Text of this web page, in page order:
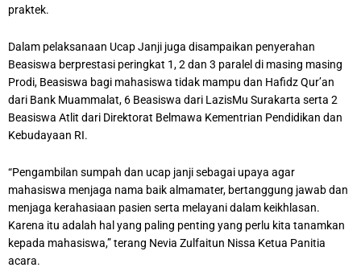
praktek.
Dalam pelaksanaan Ucap Janji juga disampaikan penyerahan
Beasiswa berprestasi peringkat 1, 2 dan 3 paralel di masing masing
Prodi, Beasiswa bagi mahasiswa tidak mampu dan Hafidz Qur’an
dari Bank Muammalat, 6 Beasiswa dari LazisMu Surakarta serta 2
Beasiswa Atlit dari Direktorat Belmawa Kementrian Pendidikan dan
Kebudayaan RI.
“Pengambilan sumpah dan ucap janji sebagai upaya agar
mahasiswa menjaga nama baik almamater, bertanggung jawab dan
menjaga kerahasiaan pasien serta melayani dalam keikhlasan.
Karena itu adalah hal yang paling penting yang perlu kita tanamkan
kepada mahasiswa,” terang Nevia Zulfaitun Nissa Ketua Panitia
acara.